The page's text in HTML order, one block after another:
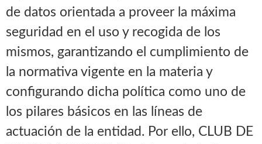
de datos orientada a proveer la máxima
seguridad en el uso y recogida de los
mismos, garantizando el cumplimiento de
la normativa vigente en la materia y
configurando dicha política como uno de
los pilares básicos en las líneas de
actuación de la entidad. Por ello, CLUB DE